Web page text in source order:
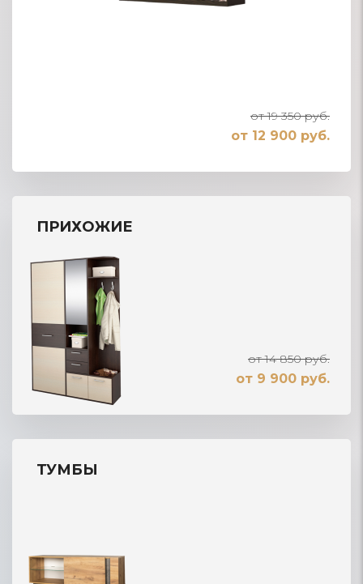
от 19 350 руб.
от 12 900 руб.
ПРИХОЖИЕ
от 14 850 руб.
от 9 900 руб.
ТУМБЫ